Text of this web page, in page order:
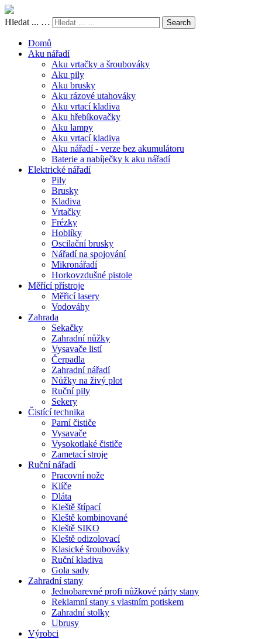
Hledat ... … Search
Domů
Aku nářadí
Aku vrtačky a šroubováky
Aku pily
Aku brusky
Aku rázové utahováky
Aku vrtací kladiva
Aku hřebíkovačky
Aku lampy
Aku vrtací kladiva
Aku nářadí - verze bez akumulátoru
Baterie a nabíječky k aku nářadí
Elektrické nářadí
Pily
Brusky
Kladiva
Vrtačky
Frézky
Hoblíky
Oscilační brusky
Nářadí na spojování
Mikronářadí
Horkovzdušné pistole
Měřící přístroje
Měřicí lasery
Vodováhy
Zahrada
Sekačky
Zahradní nůžky
Vysavače listí
Čerpadla
Zahradní nářadí
Nůžky na živý plot
Ruční pily
Sekery
Čistící technika
Parní čističe
Vysavače
Vysokotlaké čističe
Zametací stroje
Ruční nářadí
Pracovní nože
Klíče
Dláta
Kleště štípací
Kleště kombinované
Kleště SIKO
Kleště odizolovací
Klasické šroubováky
Ruční kladiva
Gola sady
Zahradní stany
Jednobarevné profi nůžkové párty stany
Reklamní stany s vlastním potiskem
Zahradní stolky
Ubrusy
Výrobci